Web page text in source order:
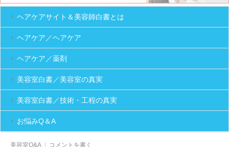
ヘアケアサイト＆美容師白書とは
ヘアケア／ヘアケア
ヘアケア／薬剤
美容室白書／美容室の真実
美容室白書／技術・工程の真実
お悩みQ＆A
美容室Q&A コメントを書く